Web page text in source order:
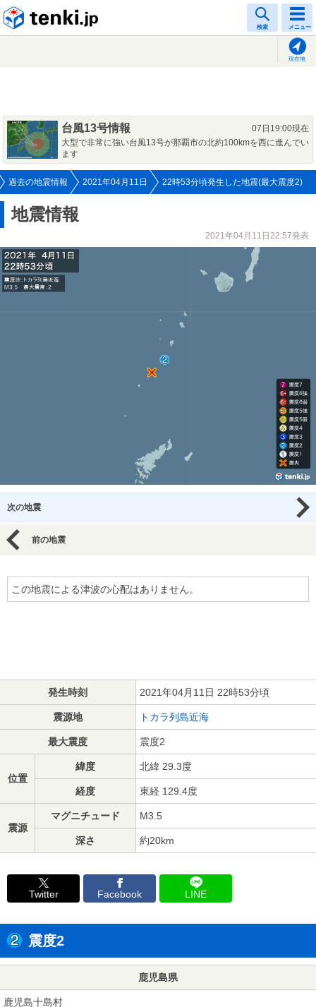
検索 メニュー
現在地
台風13号情報
07日19:00現在
大型で非常に強い台風13号が那覇市の北約100kmを西に進んでい
ます
過去の地震情報 2021年04月11日 22時53分頃発生した地震(最大震度2)
地震情報
2021年04月11日22:57発表
次の地震
前の地震
この地震による津波の心配はありません。
発生時刻 2021年04月11日 22時53分頃
震源地 トカラ列島近海
最大震度 震度2
位置
緯度 北緯 29.3度
経度 東経 129.4度
震源
マグニチュード M3.5
深さ 約20km
Twitter Facebook LINE
震度2
鹿児島県
鹿児島十島村